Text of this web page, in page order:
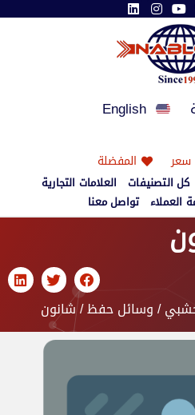
English
المفضلة
كل التصنيفات
العلامات التجارية
العملاء تواصل معنا
/ وسائل حفظ/ شانون